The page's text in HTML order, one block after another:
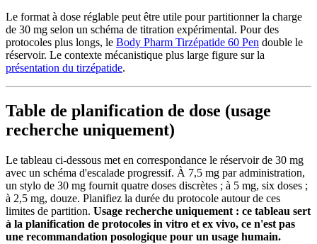
Le format à dose réglable peut être utile pour partitionner la charge
de 30 mg selon un schéma de titration expérimental. Pour des
protocoles plus longs, le Body Pharm Tirzépatide 60 Pen double le
réservoir. Le contexte mécanistique plus large figure sur la
présentation du tirzépatide.
Table de planification de dose (usage
recherche uniquement)
Le tableau ci-dessous met en correspondance le réservoir de 30 mg
avec un schéma d'escalade progressif. À 7,5 mg par administration,
un stylo de 30 mg fournit quatre doses discrètes ; à 5 mg, six doses ;
à 2,5 mg, douze. Planifiez la durée du protocole autour de ces
limites de partition. Usage recherche uniquement : ce tableau sert
à la planification de protocoles in vitro et ex vivo, ce n'est pas
une recommandation posologique pour un usage humain.